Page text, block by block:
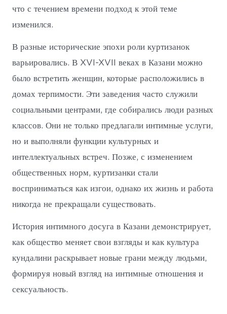
что с течением времени подход к этой теме
изменился.
В разные исторические эпохи роли куртизанок
варьировались. В XVI-XVII веках в Казани можно
было встретить женщин, которые расположились в
домах терпимости. Эти заведения часто служили
социальными центрами, где собирались люди разных
классов. Они не только предлагали интимные услуги,
но и выполняли функции культурных и
интеллектуальных встреч. Позже, с изменением
общественных норм, куртизанки стали
восприниматься как изгои, однако их жизнь и работа
никогда не прекращали существовать.
История интимного досуга в Казани демонстрирует,
как общество меняет свои взгляды и как культура
кундалини раскрывает новые грани между людьми,
формируя новый взгляд на интимные отношения и
сексуальность.